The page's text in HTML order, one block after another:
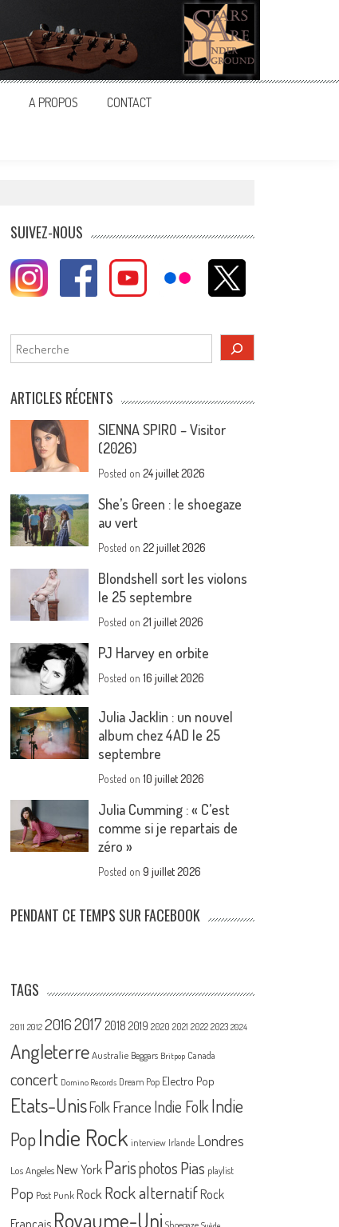
A PROPOS CONTACT
SUIVEZ-NOUS
Rechercher
ARTICLES RÉCENTS
SIENNA SPIRO – Visitor
(2026)
Posted on24 juillet 2026
She’s Green : le shoegaze
au vert
Posted on22 juillet 2026
Blondshell sort les violons
le 25 septembre
Posted on21 juillet 2026
PJ Harvey en orbite
Posted on16 juillet 2026
Julia Jacklin : un nouvel
album chez 4AD le 25
septembre
Posted on10 juillet 2026
Julia Cumming : « C’est
comme si je repartais de
zéro »
Posted on9 juillet 2026
PENDANT CE TEMPS SUR FACEBOOK
TAGS
2011 2012 20162017 2018 2019 2020 2021 2022 2023 2024
Angleterre Australie Beggars Britpop Canada
concert Domino Records Dream Pop Electro Pop
Etats-UnisFolk France Indie FolkIndie
PopIndie Rock interview Irlande Londres
Los Angeles New York Parisphotos Pias playlist
Pop Post Punk Rock Rock alternatif Rock
Royaume-Uni